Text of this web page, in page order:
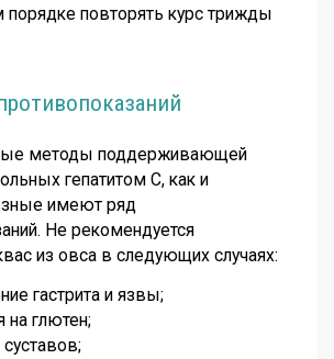
порядке повторять курс трижды
методы поддерживающей
гепатитом С, как и
имеют ряд
Не рекомендуется
из овса в следующих случаях:
гастрита и язвы;
на глютен;